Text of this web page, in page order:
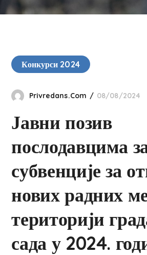
Конкурси 2024
Privredans.com 08/08/2024
Јавни позив
послодавцима
субвенције за
нових радних
територији
сада у 2024.